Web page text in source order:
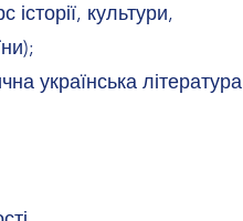
історії, культури,
українська література